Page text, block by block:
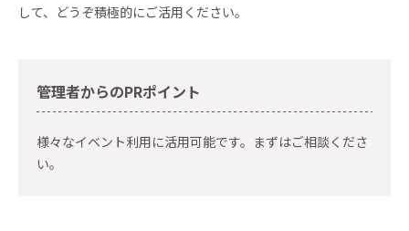
して、どうぞ積極的にご活用ください。
管理者からのPRポイント
様々なイベント利用に活用可能です。まずはご相談くださ
い。